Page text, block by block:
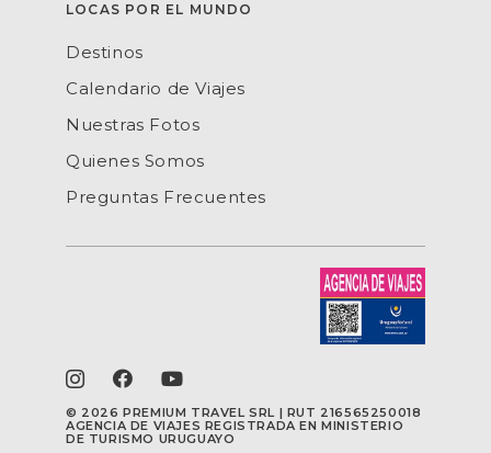
LOCAS POR EL MUNDO
Destinos
Calendario de Viajes
Nuestras Fotos
Quienes Somos
Preguntas Frecuentes
© 2026 PREMIUM TRAVEL SRL | RUT 216565250018
AGENCIA DE VIAJES REGISTRADA EN MINISTERIO
DE TURISMO URUGUAYO